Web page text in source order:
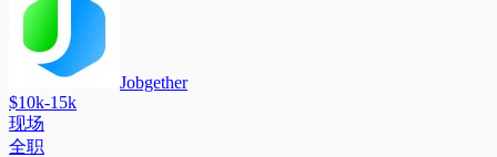
Jobgether
$10k-15k
现场
全职